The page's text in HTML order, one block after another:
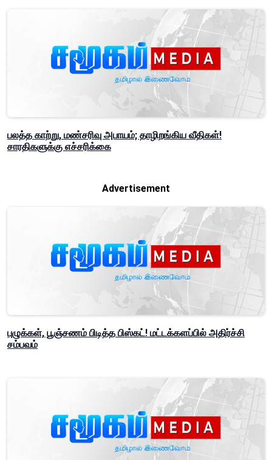
பலத்த காற்று, மண்சரிவு அபாயம்; தாழிறங்கிய வீதிகள்!
சாரதிகளுக்கு எச்சரிக்கை
Advertisement
புழுக்கள், பூஞ்சணம் பிடித்த பிஸ்கட்! மட்டக்களப்பில் அதிர்ச்சி
சம்பவம்